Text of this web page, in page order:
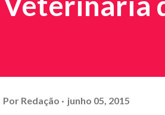
Por Redação junho 05, 2015